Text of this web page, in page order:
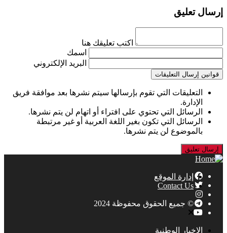
إرسال تعليق
اكتب تعليقك هنا
اسمك
البريد الإلكتروني
قوانين إرسال التعليقات
التعليقات التي تقوم بإرسالها سيتم نشرها بعد موافقة فريق
الإدارة.
الرسائل التي تحتوي على افتراء أو اتهام لن يتم نشرها.
الرسائل التي تكون بغير اللغة العربية أو غير مرتبطة
بالموضوع لن يتم نشرها.
إدارة الموقع
Contact Us
© جميع الحقوق محفوظة 2024
الاخبار الوطنية